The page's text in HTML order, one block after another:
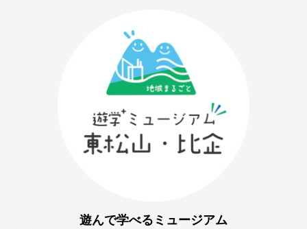
遊んで学べるミュージアム